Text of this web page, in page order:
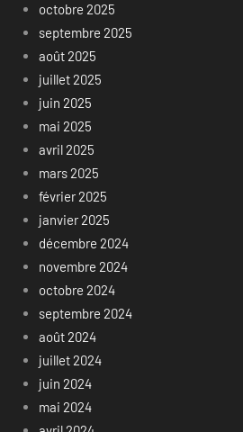
octobre 2025
septembre 2025
août 2025
juillet 2025
juin 2025
mai 2025
avril 2025
mars 2025
février 2025
janvier 2025
décembre 2024
novembre 2024
octobre 2024
septembre 2024
août 2024
juillet 2024
juin 2024
mai 2024